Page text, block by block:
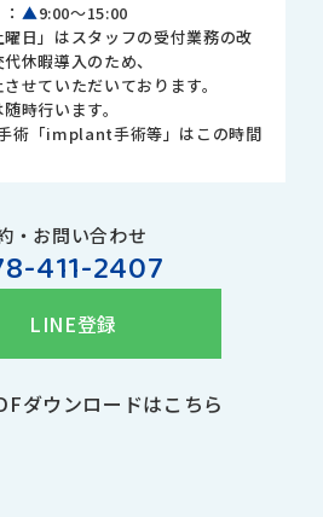
▲9:00～15:00
日」はスタッフの受付業務の改
休暇導入のため、
せていただいております。
時行います。
術「implant手術等」はこの時間
・お問い合わせ
411-2407
LINE登録